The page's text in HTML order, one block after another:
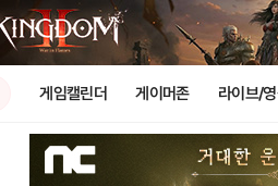
게임캘린더 게이머존 라이브/